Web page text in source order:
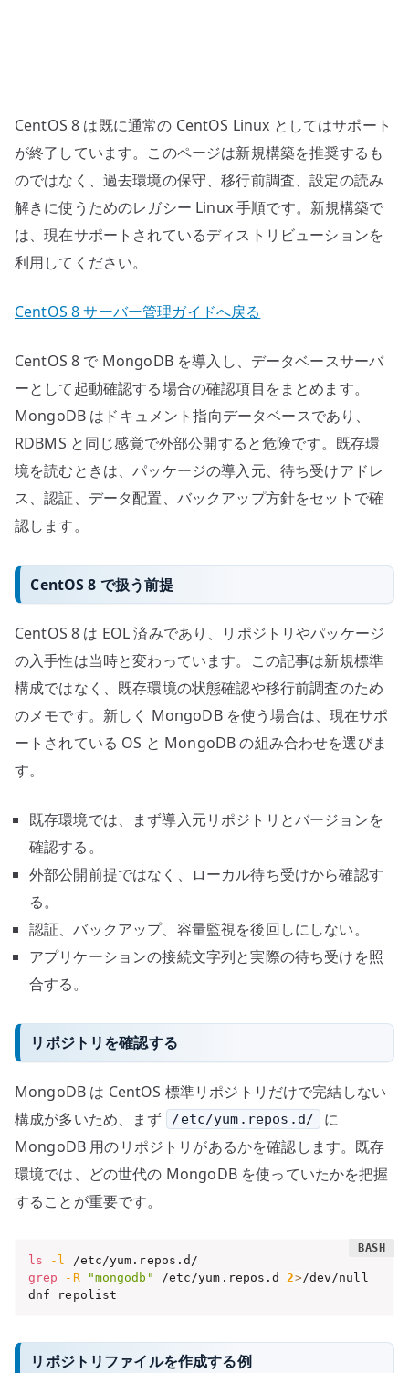
認
へ
の
CentOS 8 は既に通常の CentOS Linux としてはサポート
が終了しています。このページは新規構築を推奨するも
のではなく、過去環境の保守、移行前調査、設定の読み
解きに使うためのレガシー Linux 手順です。新規構築で
は、現在サポートされているディストリビューションを
利用してください。
CentOS 8 サーバー管理ガイドへ戻る
CentOS 8 で MongoDB を導入し、データベースサーバ
ーとして起動確認する場合の確認項目をまとめます。
MongoDB はドキュメント指向データベースであり、
RDBMS と同じ感覚で外部公開すると危険です。既存環
境を読むときは、パッケージの導入元、待ち受けアドレ
ス、認証、データ配置、バックアップ方針をセットで確
認します。
CentOS 8 で扱う前提
CentOS 8 は EOL 済みであり、リポジトリやパッケージ
の入手性は当時と変わっています。この記事は新規標準
構成ではなく、既存環境の状態確認や移行前調査のため
のメモです。新しく MongoDB を使う場合は、現在サポ
ートされている OS と MongoDB の組み合わせを選びま
す。
既存環境では、まず導入元リポジトリとバージョンを
確認する。
外部公開前提ではなく、ローカル待ち受けから確認す
る。
認証、バックアップ、容量監視を後回しにしない。
アプリケーションの接続文字列と実際の待ち受けを照
合する。
リポジトリを確認する
MongoDB は CentOS 標準リポジトリだけで完結しない
構成が多いため、まず
/etc/yum.repos.d/
に
MongoDB 用のリポジトリがあるかを確認します。既存
環境では、どの世代の MongoDB を使っていたかを把握
することが重要です。
ls -l
grep
-R "mongodb" /etc/yum.repos.d 2>/dev/null
dnf repolist
リポジトリファイルを作成する例